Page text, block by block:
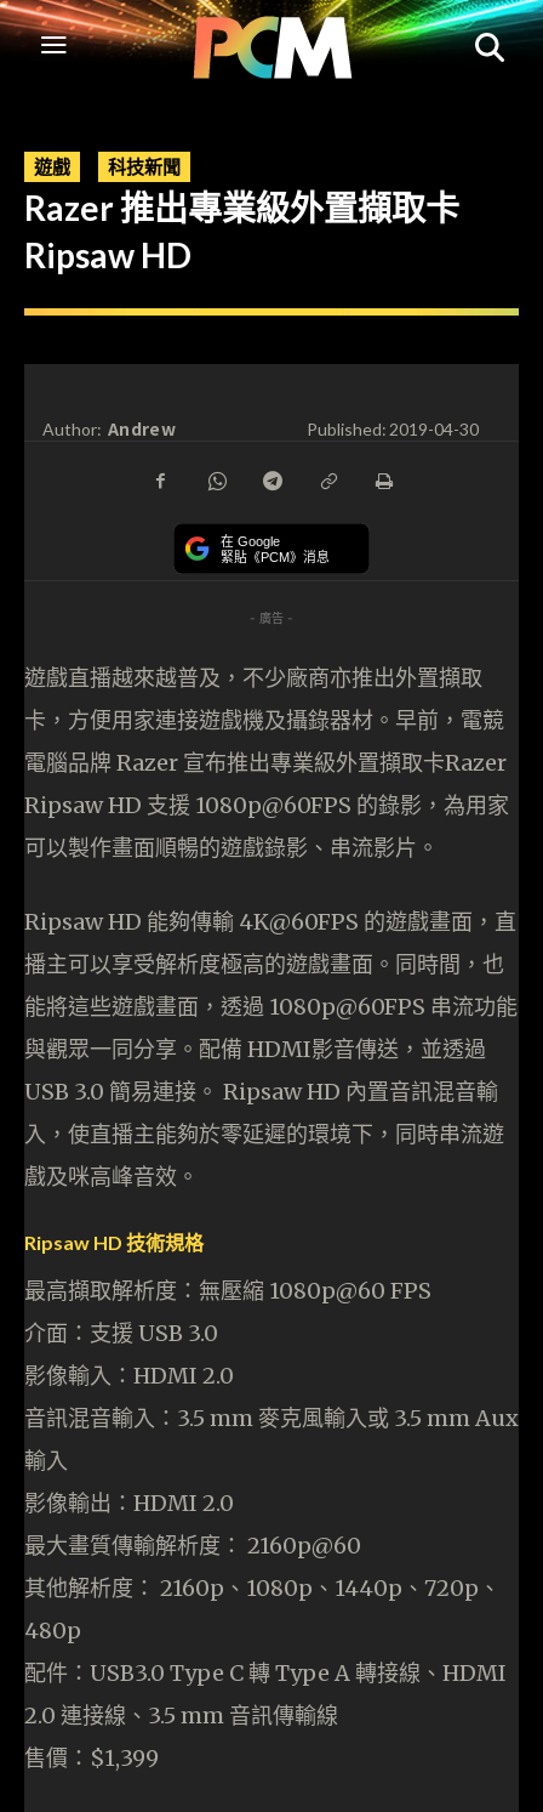
遊戲 科技新聞
Razer 推出專業級外置擷取卡
Ripsaw HD
Author: Andrew Published:2019-04-30
在 Google
緊貼《PCM》消息
- 廣告 -
遊戲直播越來越普及，不少廠商亦推出外置擷取
卡，方便用家連接遊戲機及攝錄器材。早前，電競
電腦品牌 Razer 宣布推出專業級外置擷取卡Razer
Ripsaw HD 支援 1080p@60FPS 的錄影，為用家
可以製作畫面順暢的遊戲錄影、串流影片。
Ripsaw HD 能夠傳輸 4K@60FPS 的遊戲畫面，直
播主可以享受解析度極高的遊戲畫面。同時間，也
能將這些遊戲畫面，透過 1080p@60FPS 串流功能
與觀眾一同分享。配備 HDMI影音傳送，並透過
USB 3.0 簡易連接。 Ripsaw HD 內置音訊混音輸
入，使直播主能夠於零延遲的環境下，同時串流遊
戲及咪高峰音效。
Ripsaw HD 技術規格
最高擷取解析度：無壓縮 1080p@60 FPS
介面：支援 USB 3.0
影像輸入：HDMI 2.0
音訊混音輸入：3.5 mm 麥克風輸入或 3.5 mm Aux
輸入
影像輸出：HDMI 2.0
最大畫質傳輸解析度： 2160p@60
其他解析度： 2160p、1080p、1440p、720p、
480p
配件：USB3.0 Type C 轉 Type A 轉接線、HDMI
2.0 連接線、3.5 mm 音訊傳輸線
售價：$1,399